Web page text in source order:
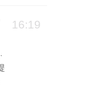
16:19